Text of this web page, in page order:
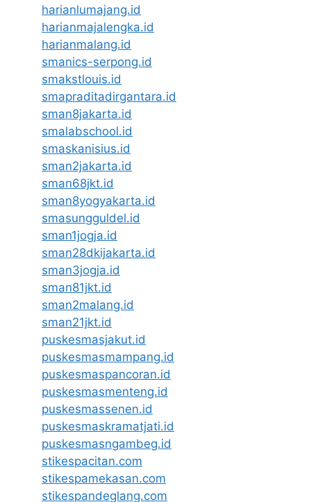
harianlumajang.id
harianmajalengka.id
harianmalang.id
smanics-serpong.id
smakstlouis.id
smapraditadirgantara.id
sman8jakarta.id
smalabschool.id
smaskanisius.id
sman2jakarta.id
sman68jkt.id
sman8yogyakarta.id
smasungguldel.id
sman1jogja.id
sman28dkijakarta.id
sman3jogja.id
sman81jkt.id
sman2malang.id
sman21jkt.id
puskesmasjakut.id
puskesmasmampang.id
puskesmaspancoran.id
puskesmasmenteng.id
puskesmassenen.id
puskesmaskramatjati.id
puskesmasngambeg.id
stikespacitan.com
stikespamekasan.com
stikespandeglang.com